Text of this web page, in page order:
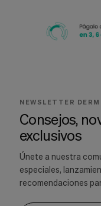
NEWSLETTER
Consejos,
exclusivos
Únete a nuestra
especiales,
recomendaciones